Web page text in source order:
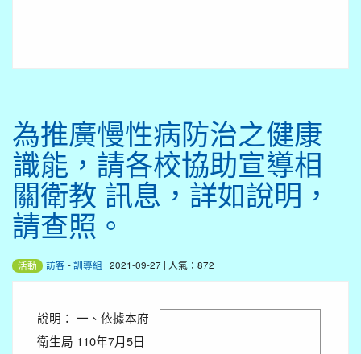
為推廣慢性病防治之健康
識能，請各校協助宣導相
關衛教 訊息，詳如說明，
請查照。
活動 訪客 -訓導組 | 2021-09-27 | 人氣：872
說明： 一、依據本府
衛生局 110年7月5日